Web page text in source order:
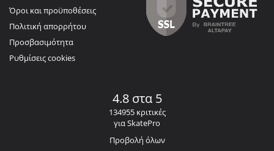
Όροι και προϋποθέσεις
Πολιτική απορρήτου
Προσβασιμότητα
Ρυθμίσεις cookies
4.8 στα 5
134955 κριτικές
για SkatePro
Προβολή όλων